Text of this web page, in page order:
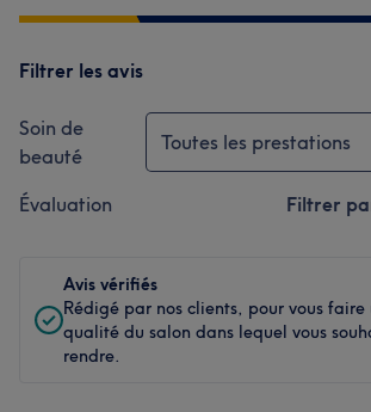
Filtrer les avis
Soin de
beauté
Toutes les prestations
Évaluation Filtrer
Avis vérifiés
Rédigé par nos clients, pour vous
qualité du salon dans lequel vous
rendre.